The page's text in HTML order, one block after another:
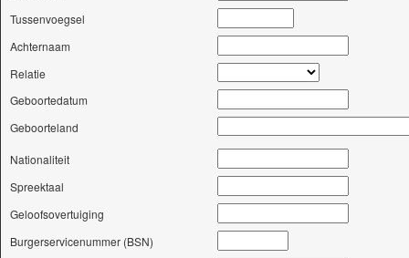
Tussenvoegsel
Achternaam
Relatie
Geboortedatum
Geboorteland
Nationaliteit
Spreektaal
Geloofsovertuiging
Burgerservicenummer (BSN)